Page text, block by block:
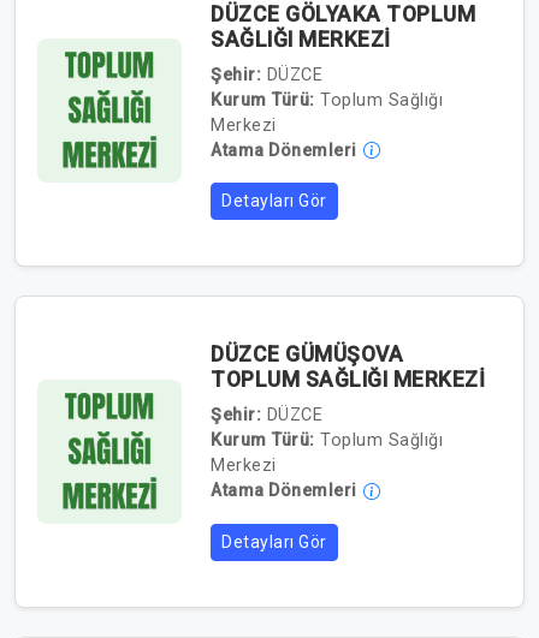
DÜZCE GÖLYAKA TOPLUM
SAĞLIĞI MERKEZİ
Şehir: DÜZCE
Kurum Türü: Toplum Sağlığı
Merkezi
Atama Dönemleri
Detayları Gör
DÜZCE GÜMÜŞOVA
TOPLUM SAĞLIĞI MERKEZİ
Şehir: DÜZCE
Kurum Türü: Toplum Sağlığı
Merkezi
Atama Dönemleri
Detayları Gör